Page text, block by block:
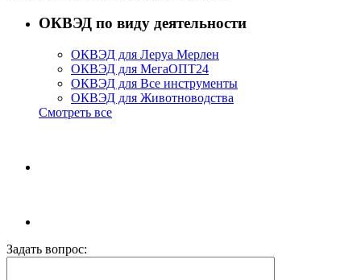
ОКВЭД по виду деятельности
ОКВЭД для Леруа Мерлен
ОКВЭД для МегаОПТ24
ОКВЭД для Все инструменты
ОКВЭД для Животноводства
Смотреть все
Задать вопрос: